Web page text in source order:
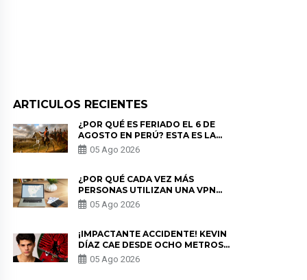
ARTICULOS RECIENTES
¿POR QUÉ ES FERIADO EL 6 DE
AGOSTO EN PERÚ? ESTA ES LA
HISTORIA
05 Ago 2026
¿POR QUÉ CADA VEZ MÁS
PERSONAS UTILIZAN UNA VPN
PARA PROTEGER SU
PRIVACIDAD?
05 Ago 2026
¡IMPACTANTE ACCIDENTE! KEVIN
DÍAZ CAE DESDE OCHO METROS
EN “ESTO ES GUERRA” Y GENERA
PREOCUPACIÓN
05 Ago 2026